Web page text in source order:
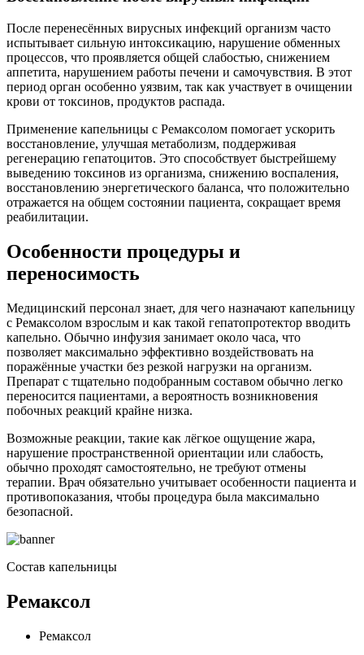
После перенесённых вирусных инфекций организм часто
испытывает сильную интоксикацию, нарушение обменных
процессов, что проявляется общей слабостью, снижением
аппетита, нарушением работы печени и самочувствия. В этот
период орган особенно уязвим, так как участвует в очищении
крови от токсинов, продуктов распада.
Применение капельницы с Ремаксолом помогает ускорить
восстановление, улучшая метаболизм, поддерживая
регенерацию гепатоцитов. Это способствует быстрейшему
выведению токсинов из организма, снижению воспаления,
восстановлению энергетического баланса, что положительно
отражается на общем состоянии пациента, сокращает время
реабилитации.
Особенности процедуры и
переносимость
Медицинский персонал знает, для чего назначают капельницу
с Ремаксолом взрослым и как такой гепатопротектор вводить
капельно. Обычно инфузия занимает около часа, что
позволяет максимально эффективно воздействовать на
поражённые участки без резкой нагрузки на организм.
Препарат с тщательно подобранным составом обычно легко
переносится пациентами, а вероятность возникновения
побочных реакций крайне низка.
Возможные реакции, такие как лёгкое ощущение жара,
нарушение пространственной ориентации или слабость,
обычно проходят самостоятельно, не требуют отмены
терапии. Врач обязательно учитывает особенности пациента и
противопоказания, чтобы процедура была максимально
безопасной.
Состав капельницы
Ремаксол
Ремаксол